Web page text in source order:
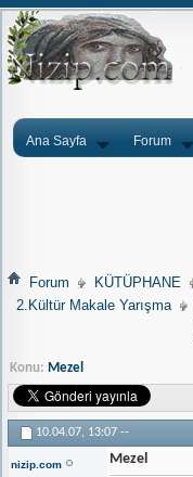
Ana Sayfa Forum
Forum KÜTÜPHANE
2.Kültür Makale Yarışma
Konu: Mezel
10.04.07, 13:07 --
nizip.com
Mezel